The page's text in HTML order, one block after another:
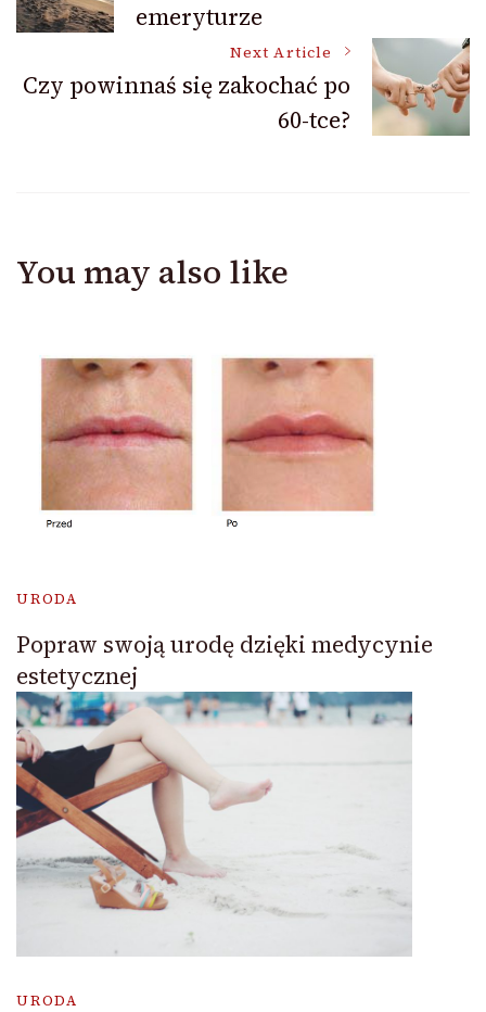
Navigation
emeryturze
Next Article
Czy powinnaś się zakochać po
60-tce?
You may also like
URODA
Popraw swoją urodę dzięki medycynie
estetycznej
URODA